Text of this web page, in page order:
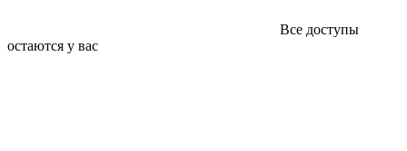
Все доступы
остаются у вас